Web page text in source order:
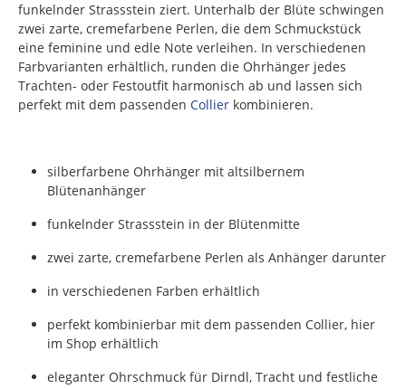
funkelnder Strassstein ziert. Unterhalb der Blüte schwingen
zwei zarte, cremefarbene Perlen, die dem Schmuckstück
eine feminine und edle Note verleihen. In verschiedenen
Farbvarianten erhältlich, runden die Ohrhänger jedes
Trachten- oder Festoutfit harmonisch ab und lassen sich
perfekt mit dem passenden Collier kombinieren.
silberfarbene Ohrhänger mit altsilbernem
Blütenanhänger
funkelnder Strassstein in der Blütenmitte
zwei zarte, cremefarbene Perlen als Anhänger darunter
in verschiedenen Farben erhältlich
perfekt kombinierbar mit dem passenden Collier, hier
im Shop erhältlich
eleganter Ohrschmuck für Dirndl, Tracht und festliche